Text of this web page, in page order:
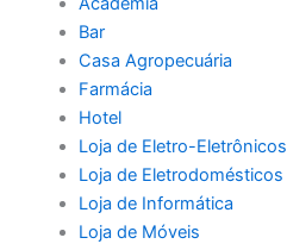
Bar
Casa Agropecuária
Farmácia
Hotel
Loja de Eletro-Eletrônicos
Loja de Eletrodomésticos
Loja de Informática
Loja de Móveis